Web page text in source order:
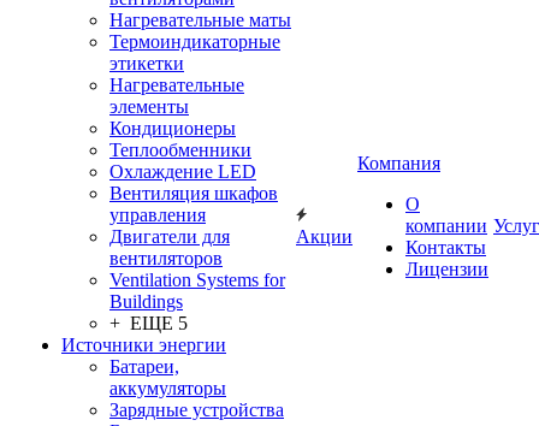
Нагревательные маты
Термоиндикаторные
этикетки
Нагревательные
элементы
Кондиционеры
Теплообменники
Охлаждение LED
Вентиляция шкафов
управления
Двигатели для
вентиляторов
Ventilation Systems for
Buildings
+ ЕЩЕ 5
Источники энергии
Батареи,
аккумуляторы
Зарядные устройства
Акции
Компания
О
компании
Контакты
Лицензии